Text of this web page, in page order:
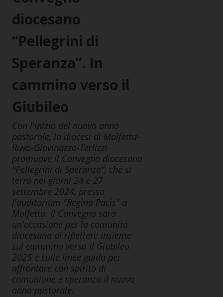
diocesano
“Pellegrini di
Speranza”. In
cammino verso il
Giubileo
Con l'inizio del nuovo anno
pastorale, la diocesi di Molfetta-
Ruvo-Giovinazzo-Terlizzi
promuove il Convegno diocesano
"Pellegrini di Speranza", che si
terrà nei giorni 24 e 27
settembre 2024, presso
l'auditorium "Regina Pacis" a
Molfetta. Il Convegno sarà
un'occasione per la comunità
diocesana di riflettere insieme
sul cammino verso il Giubileo
2025 e sulle linee guida per
affrontare con spirito di
comunione e speranza il nuovo
anno pastorale.